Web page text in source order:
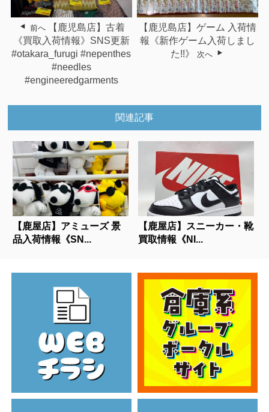
前へ
【鹿児島店】古着
《買取入荷情報》SNS更新
#otakara_furugi #nepenthes
#needles
#engineeredgarments
【鹿児島店】ゲーム 入荷情
報《新作ゲーム入荷しまし
た!!》
次へ
関連記事
【鹿屋店】アミューズ 景
品入荷情報《SN...
【鹿屋店】スニーカー・靴
買取情報《NI...